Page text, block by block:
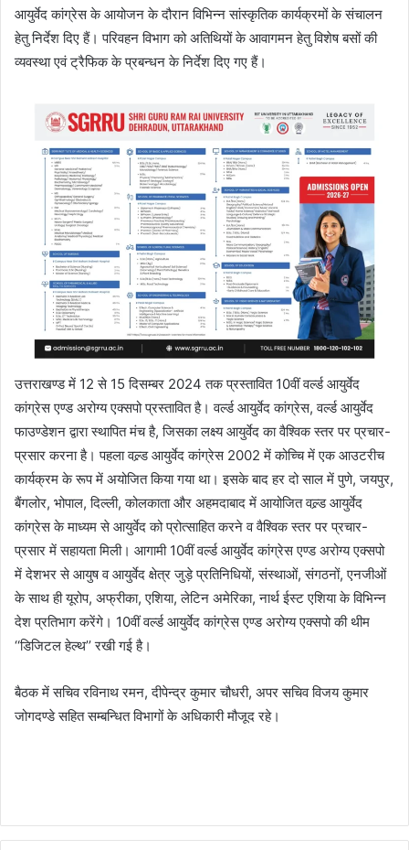
आयुर्वेद कांग्रेस के आयोजन के दौरान विभिन्न सांस्कृतिक कार्यक्रमों के संचालन
हेतु निर्देश दिए हैं। परिवहन विभाग को अतिथियों के आवागमन हेतु विशेष बसों की
व्यवस्था एवं ट्रैफिक के प्रबन्धन के निर्देश दिए गए हैं।
उत्तराखण्ड में 12 से 15 दिसम्बर 2024 तक प्रस्तावित 10वीं वर्ल्ड आयुर्वेद
कांग्रेस एण्ड अरोग्य एक्सपो प्रस्तावित है। वर्ल्ड आयुर्वेद कांग्रेस, वर्ल्ड आयुर्वेद
फाउण्डेशन द्वारा स्थापित मंच है, जिसका लक्ष्य आयुर्वेद का वैश्विक स्तर पर प्रचार-
प्रसार करना है। पहला वल्र्ड आयुर्वेद कांग्रेस 2002 में कोच्चि में एक आउटरीच
कार्यक्रम के रूप में अयोजित किया गया था। इसके बाद हर दो साल में पुणे, जयपुर,
बैंगलोर, भोपाल, दिल्ली, कोलकाता और अहमदाबाद में आयोजित वल्र्ड आयुर्वेद
कांग्रेस के माध्यम से आयुर्वेद को प्रोत्साहित करने व वैश्विक स्तर पर प्रचार-
प्रसार में सहायता मिली। आगामी 10वीं वर्ल्ड आयुर्वेद कांग्रेस एण्ड अरोग्य एक्सपो
में देशभर से आयुष व आयुर्वेद क्षेत्र जुड़े प्रतिनिधियों, संस्थाओं, संगठनों, एनजीओं
के साथ ही यूरोप, अफ्रीका, एशिया, लेटिन अमेरिका, नार्थ ईस्ट एशिया के विभिन्न
देश प्रतिभाग करेंगे। 10वीं वर्ल्ड आयुर्वेद कांग्रेस एण्ड अरोग्य एक्सपो की थीम
‘‘डिजिटल हेल्थ’’ रखी गई है।
बैठक में सचिव रविनाथ रमन, दीपेन्द्र कुमार चौधरी, अपर सचिव विजय कुमार
जोगदण्डे सहित सम्बन्धित विभागों के अधिकारी मौजूद रहे।